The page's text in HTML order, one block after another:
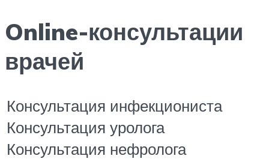
Online-консультации
врачей
Консультация инфекциониста
Консультация уролога
Консультация нефролога